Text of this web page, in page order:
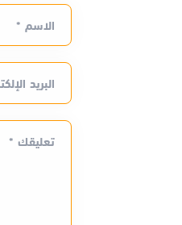
الاسم *
البريد
تعليقك *